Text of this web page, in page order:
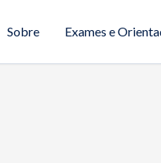
Sobre Exames e